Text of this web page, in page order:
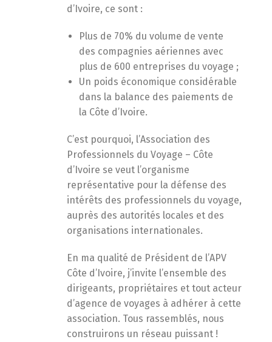
d’Ivoire, ce sont :
Plus de 70% du volume de vente
des compagnies aériennes avec
plus de 600 entreprises du voyage ;
Un poids économique considérable
dans la balance des paiements de
la Côte d’Ivoire.
C’est pourquoi, l’Association des
Professionnels du Voyage – Côte
d’Ivoire se veut l’organisme
représentative pour la défense des
intérêts des professionnels du voyage,
auprès des autorités locales et des
organisations internationales.
En ma qualité de Président de l’APV
Côte d’Ivoire, j’invite l’ensemble des
dirigeants, propriétaires et tout acteur
d’agence de voyages à adhérer à cette
association. Tous rassemblés, nous
construirons un réseau puissant !